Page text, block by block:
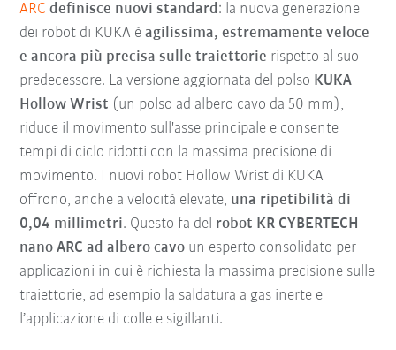
ARC definisce nuovi standard: la nuova generazione
dei robot di KUKA èagilissima, estremamente veloce
e ancora più precisa sulle traiettorie rispetto al suo
predecessore. La versione aggiornata del polso KUKA
Hollow Wrist (un polso ad albero cavo da 50 mm),
riduce il movimento sull'asse principale e consente
tempi di ciclo ridotti con la massima precisione di
movimento. I nuovi robot Hollow Wrist di KUKA
offrono, anche a velocità elevate, una ripetibilità di
0,04 millimetri. Questo fa del robot KR CYBERTECH
nano ARC ad albero cavo un esperto consolidato per
applicazioni in cui è richiesta la massima precisione sulle
traiettorie, ad esempio la saldatura a gas inerte e
l’applicazione di colle e sigillanti.